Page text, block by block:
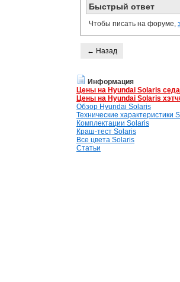
Быстрый ответ
Чтобы писать на форуме,
← Назад
Информация
Цены на Hyundai Solaris
Цены на Hyundai Solaris
Обзор Hyundai Solaris
Технические характеристики
Комплектации Solaris
Краш-тест Solaris
Все цвета Solaris
Статьи